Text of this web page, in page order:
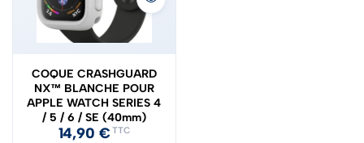
COQUE CRASHGUARD
NX™ BLANCHE POUR
APPLE WATCH SERIES 4
/ 5 / 6 / SE (40mm)
14,90 € TTC